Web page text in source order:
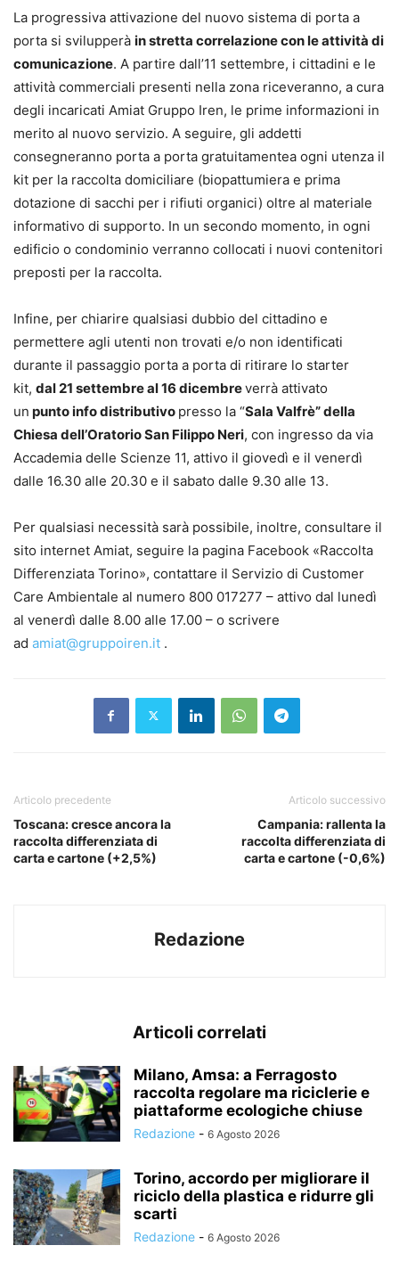
La progressiva attivazione del nuovo sistema di porta a
porta si svilupperà in stretta correlazione con le attività di
comunicazione. A partire dall’11 settembre, i cittadini e le
attività commerciali presenti nella zona riceveranno, a cura
degli incaricati Amiat Gruppo Iren, le prime informazioni in
merito al nuovo servizio. A seguire, gli addetti
consegneranno porta a porta gratuitamentea ogni utenza il
kit per la raccolta domiciliare (biopattumiera e prima
dotazione di sacchi per i rifiuti organici) oltre al materiale
informativo di supporto. In un secondo momento, in ogni
edificio o condominio verranno collocati i nuovi contenitori
preposti per la raccolta.
Infine, per chiarire qualsiasi dubbio del cittadino e
permettere agli utenti non trovati e/o non identificati
durante il passaggio porta a porta di ritirare lo starter
kit, dal 21 settembre al 16 dicembreverrà attivato
un punto info distributivo presso la “Sala Valfrè” della
Chiesa dell’Oratorio San Filippo Neri, con ingresso da via
Accademia delle Scienze 11, attivo il giovedì e il venerdì
dalle 16.30 alle 20.30 e il sabato dalle 9.30 alle 13.
Per qualsiasi necessità sarà possibile, inoltre, consultare il
sito internet Amiat, seguire la pagina Facebook «Raccolta
Differenziata Torino», contattare il Servizio di Customer
Care Ambientale al numero 800 017277 – attivo dal lunedì
al venerdì dalle 8.00 alle 17.00 – o scrivere
ad amiat@gruppoiren.it .
Articolo precedente
Toscana: cresce ancora la
raccolta differenziata di
carta e cartone (+2,5%)
Articolo successivo
Campania: rallenta la
raccolta differenziata di
carta e cartone (-0,6%)
Redazione
Articoli correlati
Milano, Amsa: a Ferragosto
raccolta regolare ma riciclerie e
piattaforme ecologiche chiuse
Redazione - 6 Agosto 2026
Torino, accordo per migliorare il
riciclo della plastica e ridurre gli
scarti
Redazione - 6 Agosto 2026